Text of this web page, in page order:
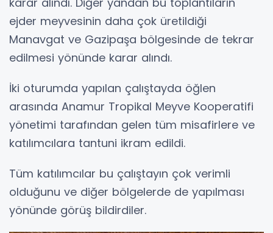
ejder meyvesinin daha çok üretildiği
Manavgat ve Gazipaşa bölgesinde de tekrar
edilmesi yönünde karar alındı.
İki oturumda yapılan çalıştayda öğlen
arasında Anamur Tropikal Meyve Kooperatifi
yönetimi tarafından gelen tüm misafirlere ve
katılımcılara tantuni ikram edildi.
Tüm katılımcılar bu çalıştayın çok verimli
olduğunu ve diğer bölgelerde de yapılması
yönünde görüş bildirdiler.